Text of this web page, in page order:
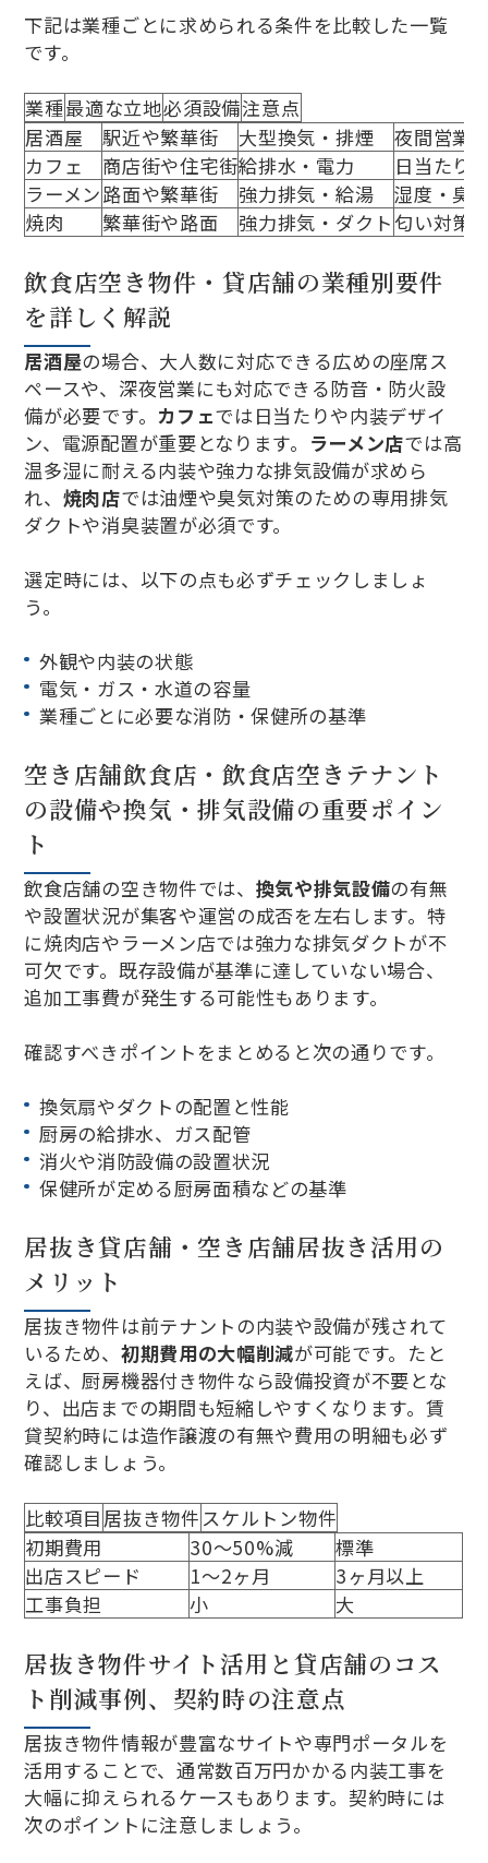
下記は業種ごとに求められる条件を比較した一覧
です。
業種最適な立地必須設備注意点
居酒屋
駅近や繁華街 大型換気・排煙
夜間営業
カフェ
商店街や住宅街給排水・電力
日当たり
ラーメン 路面や繁華街 強力排気・給湯
湿度・臭
焼肉
繁華街や路面 強力排気・ダクト匂い対策
飲食店空き物件・貸店舗の業種別要件
を詳しく解説
居酒屋の場合、大人数に対応できる広めの座席ス
ペースや、深夜営業にも対応できる防音・防火設
備が必要です。 カフェでは日当たりや内装デザイ
ン、電源配置が重要となります。 ラーメン店では高
温多湿に耐える内装や強力な排気設備が求めら
れ、 焼肉店では油煙や臭気対策のための専用排気
ダクトや消臭装置が必須です。
選定時には、以下の点も必ずチェックしましょ
う。
外観や内装の状態
電気・ガス・水道の容量
業種ごとに必要な消防・保健所の基準
空き店舗飲食店・飲食店空きテナント
の設備や換気・排気設備の重要ポイン
ト
飲食店舗の空き物件では、 換気や排気設備の有無
や設置状況が集客や運営の成否を左右します。特
に焼肉店やラーメン店では強力な排気ダクトが不
可欠です。既存設備が基準に達していない場合、
追加工事費が発生する可能性もあります。
確認すべきポイントをまとめると次の通りです。
換気扇やダクトの配置と性能
厨房の給排水、ガス配管
消火や消防設備の設置状況
保健所が定める厨房面積などの基準
居抜き貸店舗・空き店舗居抜き活用の
メリット
居抜き物件は前テナントの内装や設備が残されて
いるため、 初期費用の大幅削減が可能です。たと
えば、厨房機器付き物件なら設備投資が不要とな
り、出店までの期間も短縮しやすくなります。賃
貸契約時には造作譲渡の有無や費用の明細も必ず
確認しましょう。
比較項目 居抜き物件 スケルトン物件
初期費用
30～50%減
標準
出店スピード
1～2ヶ月
3ヶ月以上
工事負担
小 大
居抜き物件サイト活用と貸店舗のコス
ト削減事例、契約時の注意点
居抜き物件情報が豊富なサイトや専門ポータルを
活用することで、通常数百万円かかる内装工事を
大幅に抑えられるケースもあります。契約時には
次のポイントに注意しましょう。